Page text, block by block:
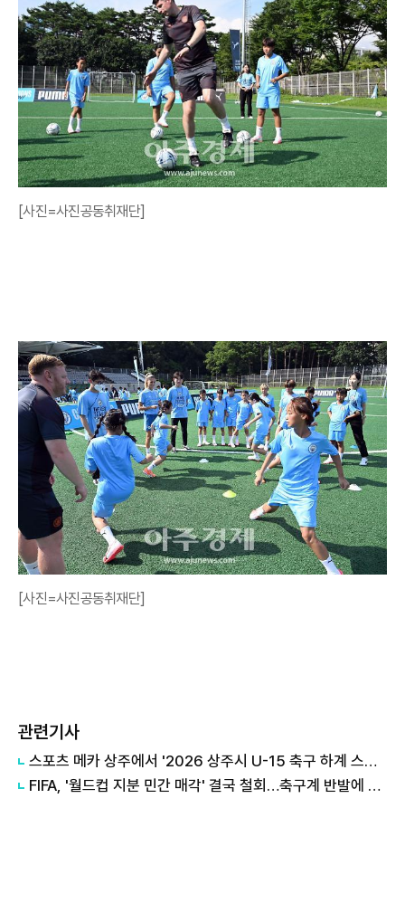
[사진=사진공동취재단]
[사진=사진공동취재단]
관련기사
스포츠 메카 상주에서 '2026 상주시 U-15 축구 하계 스토브리그' 개최
FIFA, '월드컵 지분 민간 매각' 결국 철회…축구계 반발에 백기